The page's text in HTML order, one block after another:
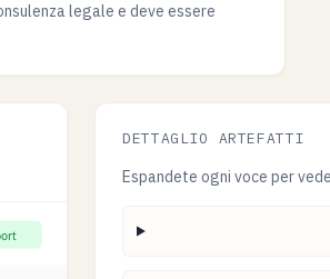
legale e deve essere
DETTAGLIO ARTEFATTI
Espandete ogni voce per